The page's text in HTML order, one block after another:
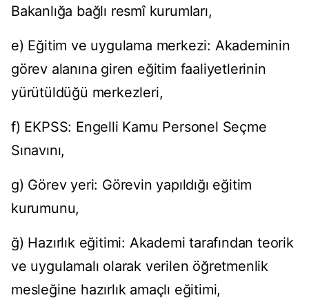
Bakanlığa bağlı resmî kurumları,
e) Eğitim ve uygulama merkezi: Akademinin
görev alanına giren eğitim faaliyetlerinin
yürütüldüğü merkezleri,
f) EKPSS: Engelli Kamu Personel Seçme
Sınavını,
g) Görev yeri: Görevin yapıldığı eğitim
kurumunu,
ğ) Hazırlık eğitimi: Akademi tarafından teorik
ve uygulamalı olarak verilen öğretmenlik
mesleğine hazırlık amaçlı eğitimi,